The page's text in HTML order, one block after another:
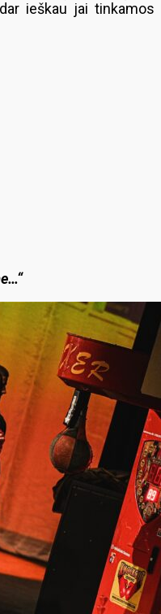
ieškau jai tinkamos